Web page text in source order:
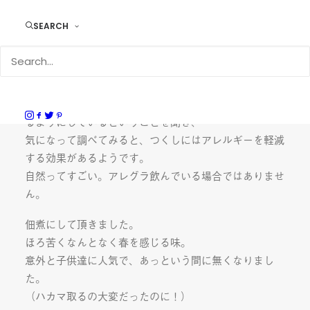
SEARCH
工房の近くにある田んぼのあぜ道も例外ではなく、昼休
るようにしているということを聞き、
気になって調べてみると、つくしにはアレルギーを軽減
する効果があるようです。
自然ってすごい。アレグラ飲んでいる場合ではありませ
ん。
佃煮にして頂きました。
ほろ苦くなんとなく春を感じる味。
意外と子供達に人気で、あっという間に無くなりまし
た。
（ハカマ取るの大変だったのに！）